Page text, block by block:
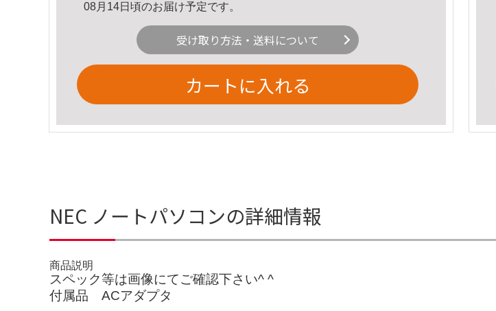
08月14日頃のお届け予定です。
受け取り方法・送料について
カートに入れる
NEC ノートパソコンの詳細情報
商品説明
スペック等は画像にてご確認下さい^ ^
付属品 ACアダプタ